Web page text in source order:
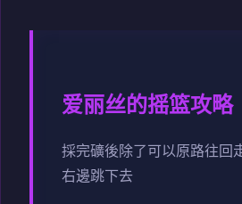
爱丽丝的摇篮攻略
採完礦後除了可以原路往回
右邊跳下去